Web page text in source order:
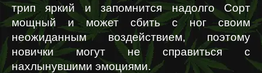
трип яркий и запомнится надолго Сорт
мощный и может сбить с ног своим
неожиданным воздействием, поэтому
новички могут не справиться с
нахлынувшими эмоциями.